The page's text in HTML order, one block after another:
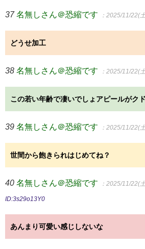
37 名無しさん＠恐縮です ：2025/11/22(
どうせ加工
38 名無しさん＠恐縮です ：2025/11/22(
この若い年齢で凄いでしょアピールがク
39 名無しさん＠恐縮です ：2025/11/22(
世間から飽きられはじめてね？
40 名無しさん＠恐縮です ：2025/11/22(
ID:3s29o13Y0
あんまり可愛い感じしないな